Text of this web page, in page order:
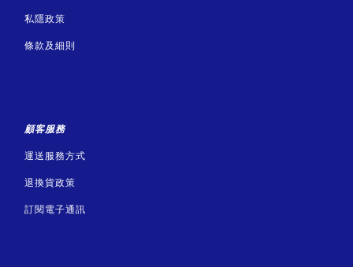
私隱政策
條款及細則
顧客服務
運送服務方式
退換貨政策
訂閱電子通訊